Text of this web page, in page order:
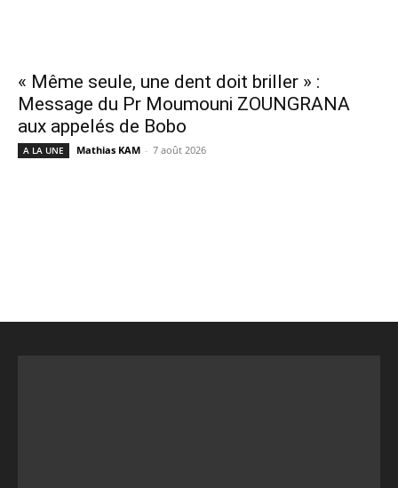
« Même seule, une dent doit briller » :
Message du Pr Moumouni ZOUNGRANA
aux appelés de Bobo
A LA UNE Mathias KAM - 7 août 2026